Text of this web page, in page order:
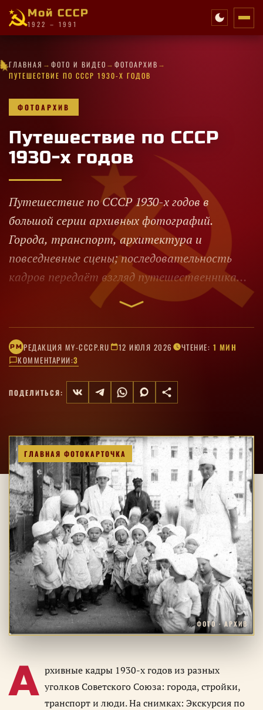
Мой СССР
1922 – 1991
✧
★
···
·★
★
✦
★
✧★
★
★
✧
✧
·✧
✦
★
✦
★
✦
··· ГЛАВНАЯ → ФОТО И ВИДЕО → ФОТОАРХИВ →
ПУТЕШЕСТВИЕ ПО СССР 1930-Х ГОДОВ
ФОТОАРХИВ
Путешествие по СССР
1930-х годов
Путешествие по СССР 1930-х годов в
большой серии архивных фотографий.
Города, транспорт, архитектура и
повседневные сцены; последовательность
кадров передаёт взгляд путешественника
РM РЕДАКЦИЯ MY-CCCP.RU 12 ИЮЛЯ 2026 ЧТЕНИЕ: 1 МИН
КОММЕНТАРИИ:3
ПОДЕЛИТЬСЯ:
ГЛАВНАЯ ФОТОКАРТОЧКА
ФОТО · АРХИВ
А рхивные кадры 1930-х годов из разных
уголков Советского Союза: города, стройки,
транспорт и люди. На снимках: Экскурсия по